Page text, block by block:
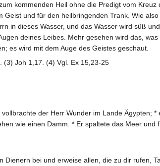
kommenden Heil ohne die Predigt vom
Geist und für den heilbringenden Trank. Wie
in dieses Wasser, und das Wasser wird süß
deines Leibes. Mehr gesehen wird das,
es wird mit dem Auge des Geistes geschaut.
(3) Joh 1,17. (4) Vgl. Ex 15,23-25
der Herr Wunder im Lande Ägypten;
wie einen Damm. * Er spaltete das Meer und
Dienern bei und erweise allen, die zu dir rufen,